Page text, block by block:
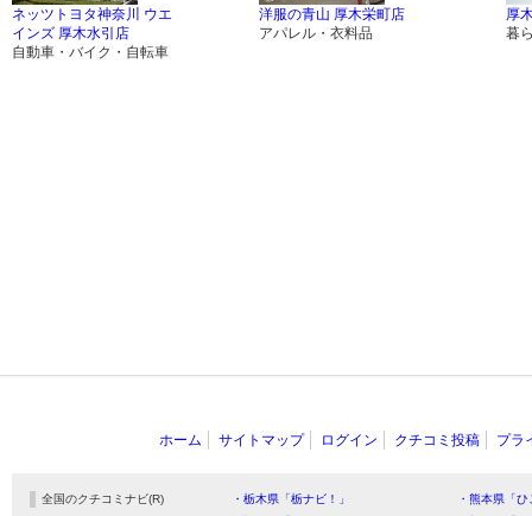
ネッツトヨタ神奈川 ウエ
インズ 厚木水引店
自動車・バイク・自転車
洋服の青山 厚木栄町店
アパレル・衣料品
厚
暮
ホーム サイトマップ ログイン クチコミ投稿 プラ
全国のクチコミナビ(R) ・栃木県「栃ナビ！」
・熊本県「